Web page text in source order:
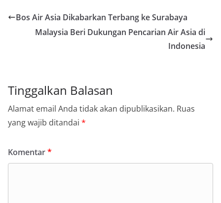
Bos Air Asia Dikabarkan Terbang ke Surabaya
Malaysia Beri Dukungan Pencarian Air Asia di
Indonesia
Tinggalkan Balasan
Alamat email Anda tidak akan dipublikasikan. Ruas
yang wajib ditandai *
Komentar*